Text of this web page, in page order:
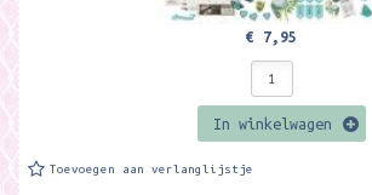
€ 7,95
In winkelwagen
Toevoegen aan verlanglijstje